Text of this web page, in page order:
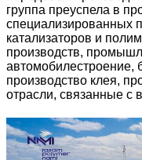
группа преуспела в
специализированных
катализаторов и
производств,
автомобилестроение,
производство клея,
отрасли, связанные с